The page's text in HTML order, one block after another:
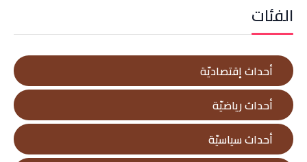
الفئات
أحداث إقتصاديّة
أحداث رياضيّة
أحداث سياسيّة